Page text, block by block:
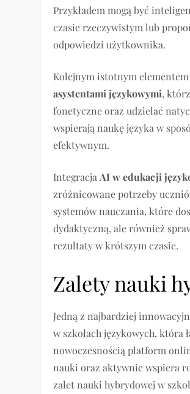
Przykładem mogą być
czasie rzeczywistym lub
odpowiedzi użytkownika.
Kolejnym istotnym
asystentami językowymi,
fonetyczne oraz udzielać
wspierają naukę języka w
efektywnym.
Integracja AI w edukacji
zróżnicowane potrzeby
systemów nauczania, które
dydaktyczną, ale również
rezultaty w krótszym czasie.
Zalety nauki
Jedną z najbardziej
w szkołach językowych, która
nowoczesnością platform
nauki oraz aktywnie wspiera
zalet nauki hybrydowej w